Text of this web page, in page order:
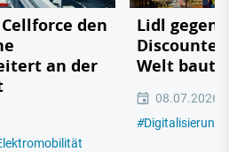
den
an der
Lidl gegen
Discounter
Welt baut
08.07.2026
#Digitalisierung